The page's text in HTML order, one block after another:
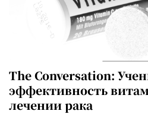
The Conversation:
эффективность
лечении рака